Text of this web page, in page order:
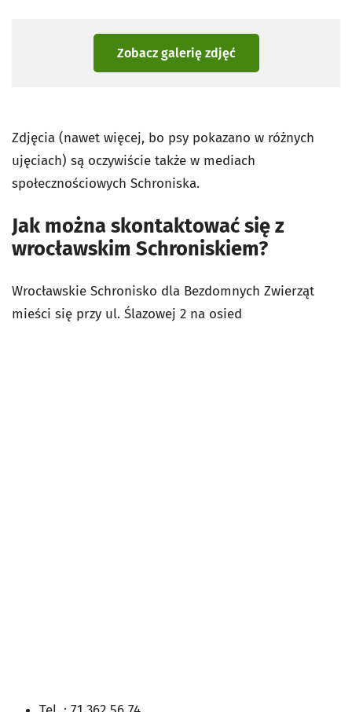
Zobacz galerię zdjęć
Zdjęcia (nawet więcej, bo psy pokazano w różnych
ujęciach) są oczywiście także w mediach
społecznościowych Schroniska.
Jak można skontaktować się z
wrocławskim Schroniskiem?
Wrocławskie Schronisko dla Bezdomnych Zwierząt
mieści się przy ul. Ślazowej 2 na osied